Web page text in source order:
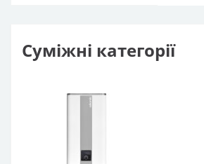
Суміжні категорії